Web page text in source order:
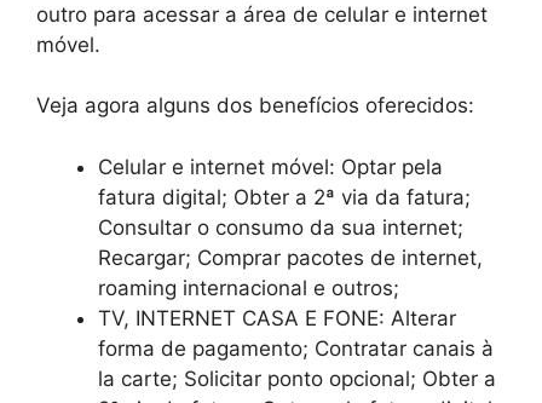
outro para acessar a área de celular e internet
móvel.
Veja agora alguns dos benefícios oferecidos:
Celular e internet móvel: Optar pela
fatura digital; Obter a 2ª via da fatura;
Consultar o consumo da sua internet;
Recargar; Comprar pacotes de internet,
roaming internacional e outros;
TV, INTERNET CASA E FONE: Alterar
forma de pagamento; Contratar canais à
la carte; Solicitar ponto opcional; Obter a